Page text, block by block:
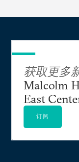
获取更多
Malcolm
East
订阅